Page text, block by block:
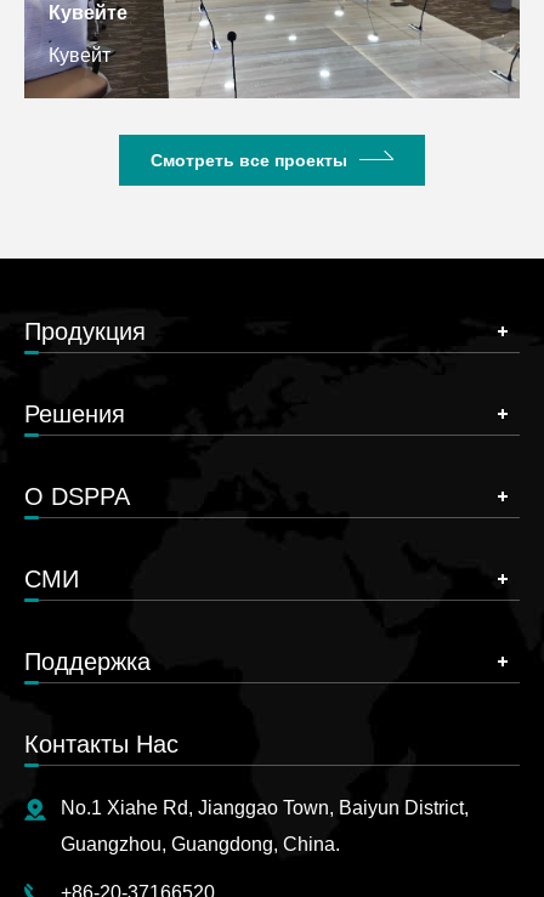
Кувейте
Кувейт
Смотреть все проекты
Продукция
Решения
О DSPPA
СМИ
Поддержка
Контакты Нас
No.1 Xiahe Rd, Jianggao Town, Baiyun District,
Guangzhou, Guangdong, China.
+86-20-37166520